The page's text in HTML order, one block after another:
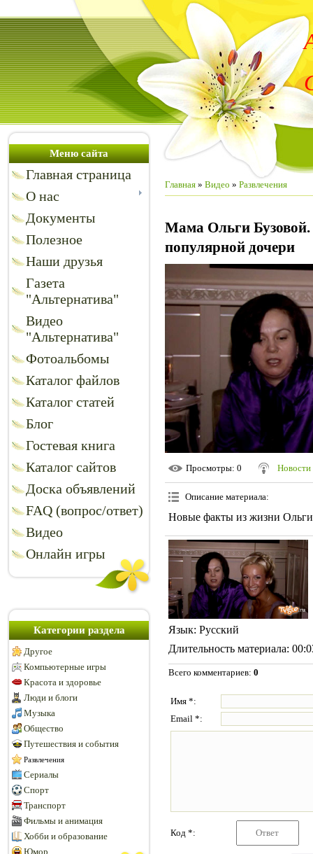
Меню сайта
Главная страница
О нас
Документы
Полезное
Наши друзья
Газета
"Альтернатива"
Видео
"Альтернатива"
Фотоальбомы
Каталог файлов
Каталог статей
Блог
Гостевая книга
Каталог сайтов
Доска объявлений
FAQ (вопрос/ответ)
Видео
Онлайн игры
Категории раздела
Другое
Компьютерные игры
Красота и здоровье
Люди и блоги
Музыка
Общество
Путешествия и события
Развлечения
Сериалы
Спорт
Транспорт
Фильмы и анимация
Хобби и образование
Юмор
Главная » Видео » Развлечения
Мама Ольги Бузовой.
популярной дочери
Просмотры: 0 Новости
Описание материала:
Новые факты из жизни
Язык: Русский
Длительность материала:
Всего комментариев: 0
Имя *:
Email *:
Код *: